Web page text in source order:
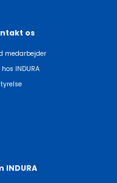
os
medarbejder
hos INDURA
INDURA